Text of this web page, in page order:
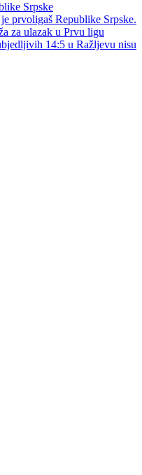
Srpske
prvoligaš Republike Srpske.
za ulazak u Prvu ligu
14:5 u Ražljevu nisu